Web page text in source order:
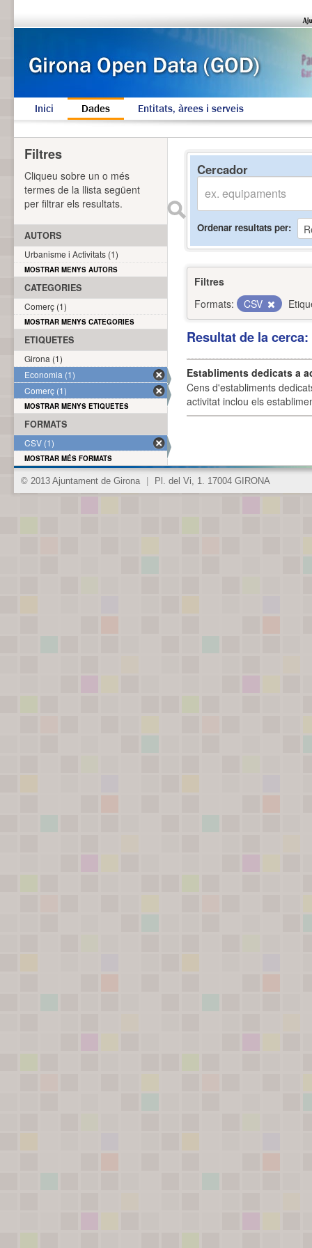
Inici Dades Entitats, àrees i serveis
Cercador
Ordenar resultats per
Filtres
Formats:
CSV
Resultat de la
Establiments dedicats a
Cens d'establiments
activitat inclou els
Filtres
Cliqueu sobre un o més
termes de la llista següent
per filtrar els resultats.
AUTORS
Urbanisme i Activitats (1)
MOSTRAR MENYS AUTORS
CATEGORIES
Comerç (1)
MOSTRAR MENYS CATEGORIES
ETIQUETES
Girona (1)
Economia (1)
Comerç (1)
MOSTRAR MENYS ETIQUETES
FORMATS
CSV (1)
MOSTRAR MÉS FORMATS
© 2013 Ajuntament de Girona Pl. del Vi, 1. 17004 GIRONA